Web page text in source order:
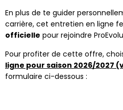
En plus de te guider
carrière, cet entretien en ligne
officielle pour rejoindre
Pour profiter de cette offre,
ligne pour saison 2026/2027
formulaire ci-dessous :